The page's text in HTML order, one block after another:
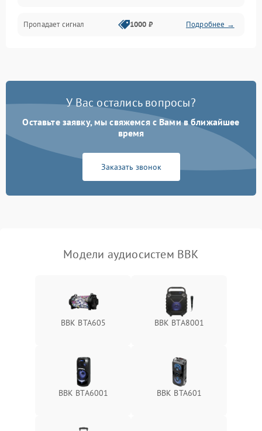
Пропадает сигнал 1000 ₽ Подробнее →
У Вас остались вопросы?
Оставьте заявку, мы свяжемся с Вами в ближайшее
время
Заказать звонок
Модели аудиосистем BBK
BBK BTA605 BBK BTA8001
BBK BTA6001 BBK BTA601